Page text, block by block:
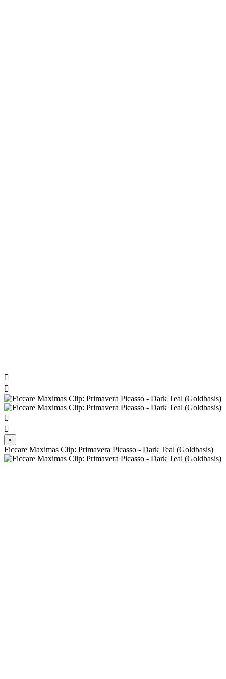




×
Ficcare Maximas Clip: Primavera Picasso - Dark Teal (Goldbasis)